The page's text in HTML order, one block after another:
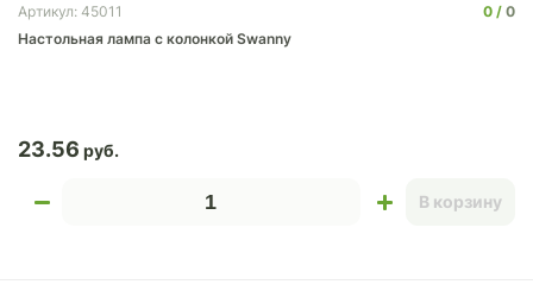
Артикул: 45011 0
0
Настольная лампа с колонкой Swanny
23.56
В корзину